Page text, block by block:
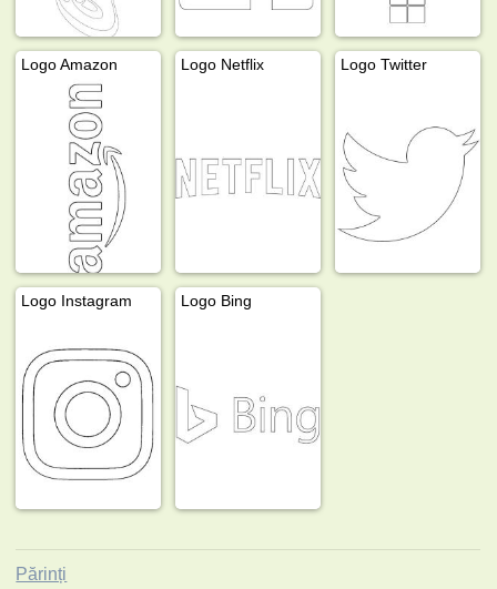
Logo Amazon Logo Netflix Logo Twitter
Logo Instagram Logo Bing
Părinți